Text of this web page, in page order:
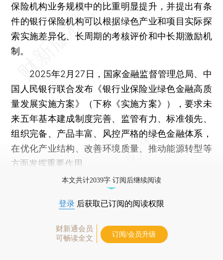
保险机构业务规模中的比重明显提升，并提出有条
件的银行保险机构可以根据绿色产业和项目实际探
索实施差异化、长周期的考核评价和中长期激励机
制。
2025年2月27日，国家金融监督管理总局、中
国人民银行联合发布《银行业保险业绿色金融高质
量发展实施方案》（下称《实施方案》），要求未
来五年基本建成制度完善、监管有力、标准领先、
组织完备、产品丰富、风控严格的绿色金融体系，
在优化产业结构、改善环境质量、推动能源转型等
方面发挥重要作用。
本文共计2039字 订阅后继续阅读
登录 后获取已订阅的阅读权限
财新通会员
可畅读全文
订阅/会员升级